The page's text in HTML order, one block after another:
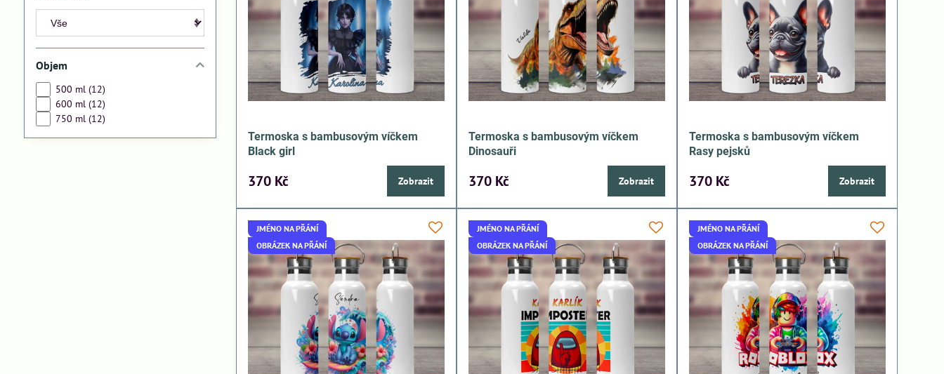
Termoska s bambusovým víčkem
Black girl
370 Kč Zobrazit
Termoska s bambusovým víčkem
Dinosauři
370 Kč Zobrazit
Termoska s bambusovým víčkem
Rasy pejsků
370 Kč Zobrazit
JMÉNO NA PŘÁNÍ
OBRÁZEK NA PŘÁNÍ
JMÉNO NA PŘÁNÍ
OBRÁZEK NA PŘÁNÍ
JMÉNO NA PŘÁNÍ
OBRÁZEK NA PŘÁNÍ
Objem
500 ml (12)
600 ml (12)
750 ml (12)